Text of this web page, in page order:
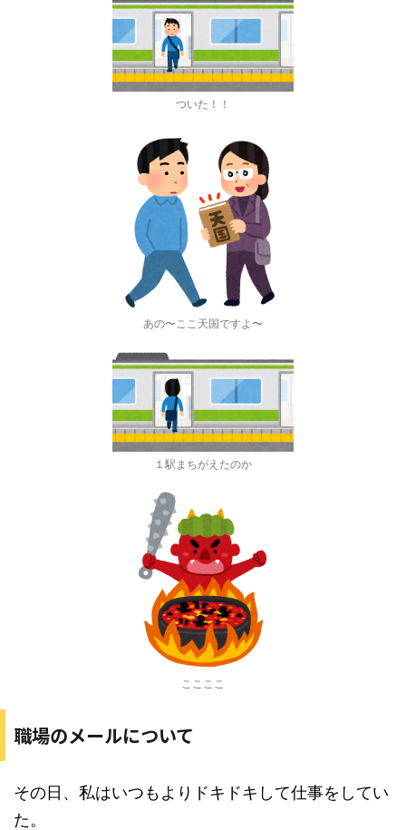
ついた！！
あの〜ここ天国ですよ〜
１駅まちがえたのか
ここここ
職場のメールについて
その日、私はいつもよりドキドキして仕事をしてい
た。